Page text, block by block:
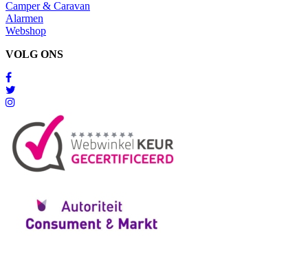
Camper & Caravan
Alarmen
Webshop
VOLG ONS